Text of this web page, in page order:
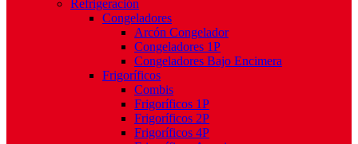
Refrigeración
Congeladores
Arcón Congelador
Congeladores 1P
Congeladores Bajo Encimera
Frigoríficos
Combis
Frigoríficos 1P
Frigoríficos 2P
Frigoríficos 4P